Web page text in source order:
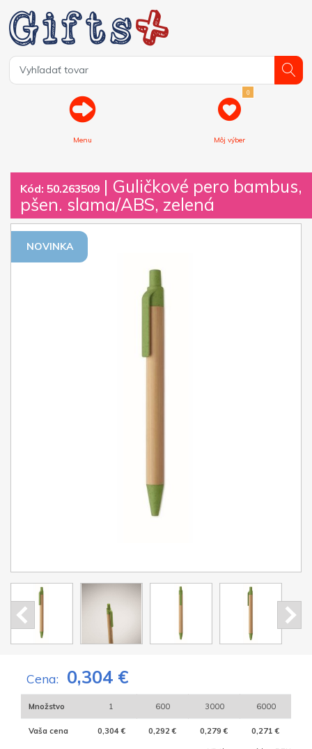
Menu
0
Môj výber
Kód: 50.263509 | Guličkové pero bambus,
pšen. slama/ABS, zelená
NOVINKA
Cena: 0,304 €
Množstvo 1 600 3000 6000
Vaša cena 0,304 € 0,292 € 0,279 € 0,271 €